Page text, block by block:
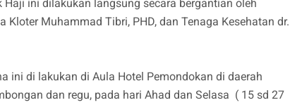
ini dilakukan langsung secara bergantian oleh
Muhammad Tibri, PHD, dan Tenaga Kesehatan dr.
ini di lakukan di Aula Hotel Pemondokan di daerah
dan regu, pada hari Ahad dan Selasa ( 15 sd 27